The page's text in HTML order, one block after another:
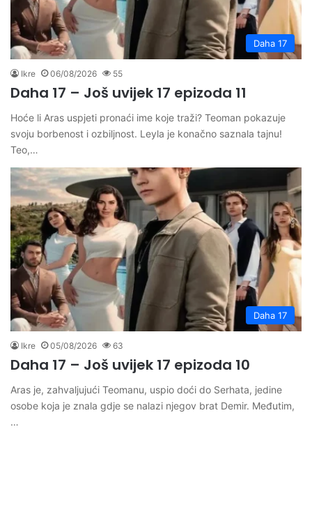
Daha 17
Ikre 06/08/2026 55
Daha 17 – Još uvijek 17 epizoda 11
Hoće li Aras uspjeti pronaći ime koje traži? Teoman pokazuje
svoju borbenost i ozbiljnost. Leyla je konačno saznala tajnu!
Teo,…
Daha 17
Ikre 05/08/2026 63
Daha 17 – Još uvijek 17 epizoda 10
Aras je, zahvaljujući Teomanu, uspio doći do Serhata, jedine
osobe koja je znala gdje se nalazi njegov brat Demir. Međutim,
…